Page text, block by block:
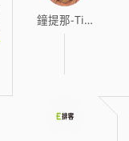
鐘提那-Tina